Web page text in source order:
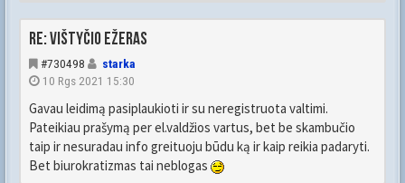
Re: Vištyčio ežeras
#730498
starka
10 Rgs 2021 15:30
Gavau leidimą pasiplaukioti ir su neregistruota valtimi.
Pateikiau prašymą per el.valdžios vartus, bet be skambučio
taip ir nesuradau info greituoju būdu ką ir kaip reikia padaryti.
Bet biurokratizmas tai neblogas